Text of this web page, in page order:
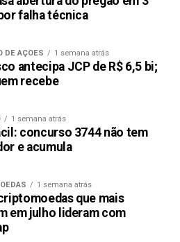
falha técnica
DE AÇÕES 1 semana atrás
antecipa JCP de R$ 6,5 bi;
recebe
1 semana atrás
concurso 3744 não tem
e acumula
1 semana atrás
que mais
em julho lideram com